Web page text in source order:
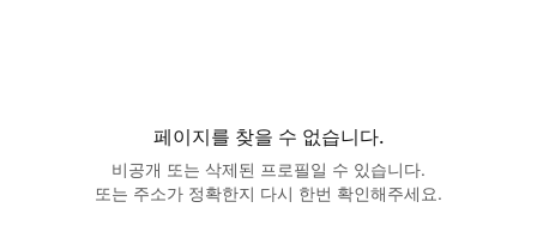
페이지를 찾을 수 없습니다.
비공개 또는 삭제된 프로필일 수 있습니다.
또는 주소가 정확한지 다시 한번 확인해주세요.